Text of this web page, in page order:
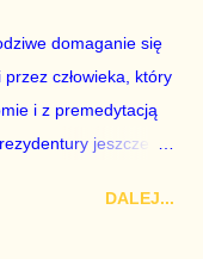
dlatego, że nie
gospodarczej
to małe i
Generalnie, M...
domaganie się
człowieka, który
i z premedytacją
jeszcze
się w
DALEJ...